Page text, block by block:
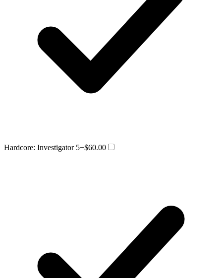
Hardcore: Investigator 5+$60.00